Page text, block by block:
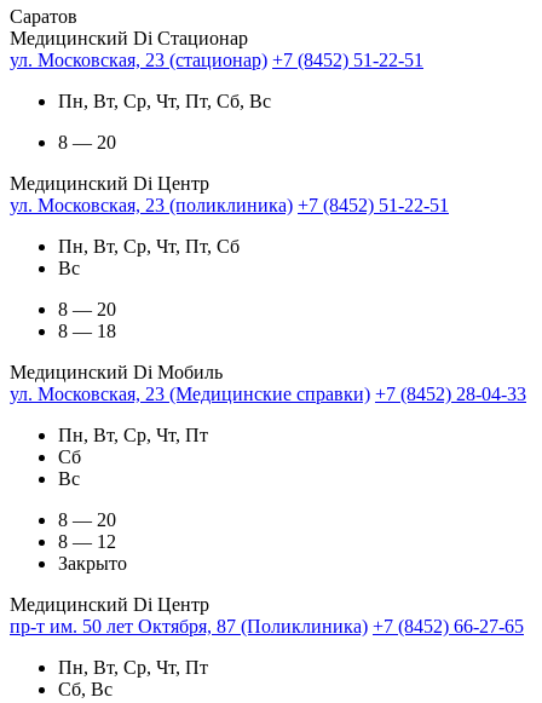
Саратов
Медицинский Di Стационар
ул. Московская, 23 (стационар) +7 (8452) 51-22-51
Пн, Вт, Ср, Чт, Пт, Сб, Вс
8 — 20
Медицинский Di Центр
ул. Московская, 23 (поликлиника) +7 (8452) 51-22-51
Пн, Вт, Ср, Чт, Пт, Сб
Вс
8 — 20
8 — 18
Медицинский Di Мобиль
ул. Московская, 23 (Медицинские справки) +7 (8452) 28-04-33
Пн, Вт, Ср, Чт, Пт
Сб
Вс
8 — 20
8 — 12
Закрыто
Медицинский Di Центр
пр-т им. 50 лет Октября, 87 (Поликлиника) +7 (8452) 66-27-65
Пн, Вт, Ср, Чт, Пт
Сб, Вс